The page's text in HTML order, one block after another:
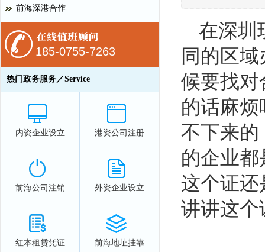
在深圳
同的区
候要找对
的话麻
不下来的
的企业
这个证还
讲讲这个
前海深港合作
185-0755-7263
热门政务服务／Service
内资企业设立 港资公司注册
前海公司注销 外资企业设立
红本租赁凭证 前海地址挂靠